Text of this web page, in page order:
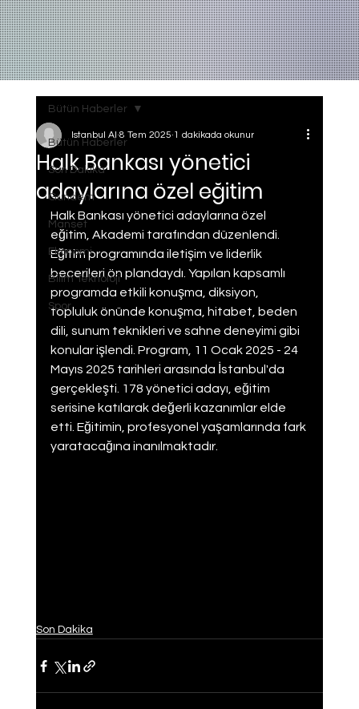
Bütün Haberler
Son Dakika
Gundem
Manset
Ekonomi
Bilim Teknoloji
Spor
Bütün Haberler
Halk Bankası yönetici
adaylarına özel eğitim
Istanbul AI 8 Tem 2025 1 dakikada okunur
Halk Bankası yönetici adaylarına özel
eğitim, Akademi tarafından düzenlendi.
Eğitim programında iletişim ve liderlik
becerileri ön plandaydı. Yapılan kapsamlı
programda etkili konuşma, diksiyon,
topluluk önünde konuşma, hitabet, beden
dili, sunum teknikleri ve sahne deneyimi gibi
konular işlendi. Program, 11 Ocak 2025 - 24
Mayıs 2025 tarihleri arasında İstanbul'da
gerçekleşti. 178 yönetici adayı, eğitim
serisine katılarak değerli kazanımlar elde
etti. Eğitimin, profesyonel yaşamlarında fark
yaratacağına inanılmaktadır.
Son Dakika